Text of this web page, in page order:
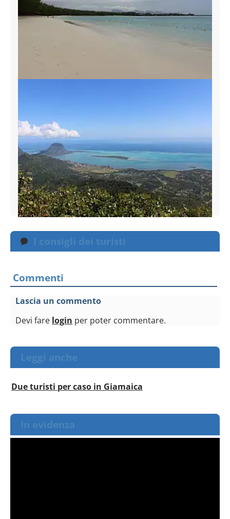
I consigli dei turisti
Commenti
Lascia un commento
Devi fare login per poter commentare.
Leggi anche
Due turisti per caso in Giamaica
In evidenza